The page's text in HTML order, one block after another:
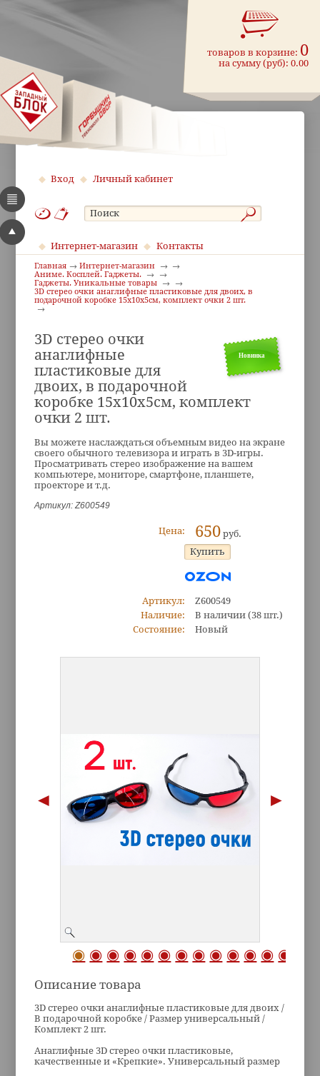
товаров в корзине: 0
на сумму (руб):0.00
Вход Личный кабинет
Интернет-магазин Контакты
Главная
Интернет-магазин
Аниме. Косплей. Гаджеты.
Гаджеты. Уникальные товары
3D стерео очки анаглифные пластиковые для двоих, в
подарочной коробке 15х10х5см, комплект очки 2 шт.
Новинка
3D стерео очки
анаглифные
пластиковые для
двоих, в подарочной
коробке 15х10х5см, комплект
очки 2 шт.
Вы можете наслаждаться объемным видео на экране
своего обычного телевизора и играть в 3D-игры.
Просматривать стерео изображение на вашем
компьютере, мониторе, смартфоне, планшете,
проекторе и т.д.
Артикул: Z600549
Цена: 650руб.
Артикул:
Z600549
Наличие:
В наличии (38 шт.)
Состояние:
Новый
Описание товара
3D стерео очки анаглифные пластиковые для двоих /
В подарочной коробке / Размер универсальный /
Комплект 2 шт.
Анаглифные 3D стерео очки пластиковые,
качественные и «Крепкие». Универсальный размер